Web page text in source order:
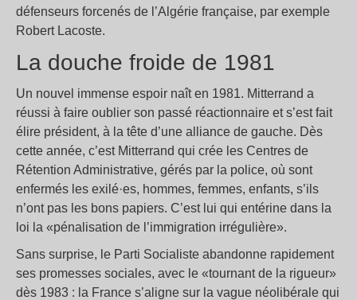
défenseurs forcenés de l’Algérie française, par exemple
Robert Lacoste.
La douche froide de 1981
Un nouvel immense espoir naît en 1981. Mitterrand a
réussi à faire oublier son passé réactionnaire et s’est fait
élire président, à la tête d’une alliance de gauche. Dès
cette année, c’est Mitterrand qui crée les Centres de
Rétention Administrative, gérés par la police, où sont
enfermés les exilé·es, hommes, femmes, enfants, s’ils
n’ont pas les bons papiers. C’est lui qui entérine dans la
loi la «pénalisation de l’immigration irrégulière».
Sans surprise, le Parti Socialiste abandonne rapidement
ses promesses sociales, avec le «tournant de la rigueur»
dès 1983 : la France s’aligne sur la vague néolibérale qui